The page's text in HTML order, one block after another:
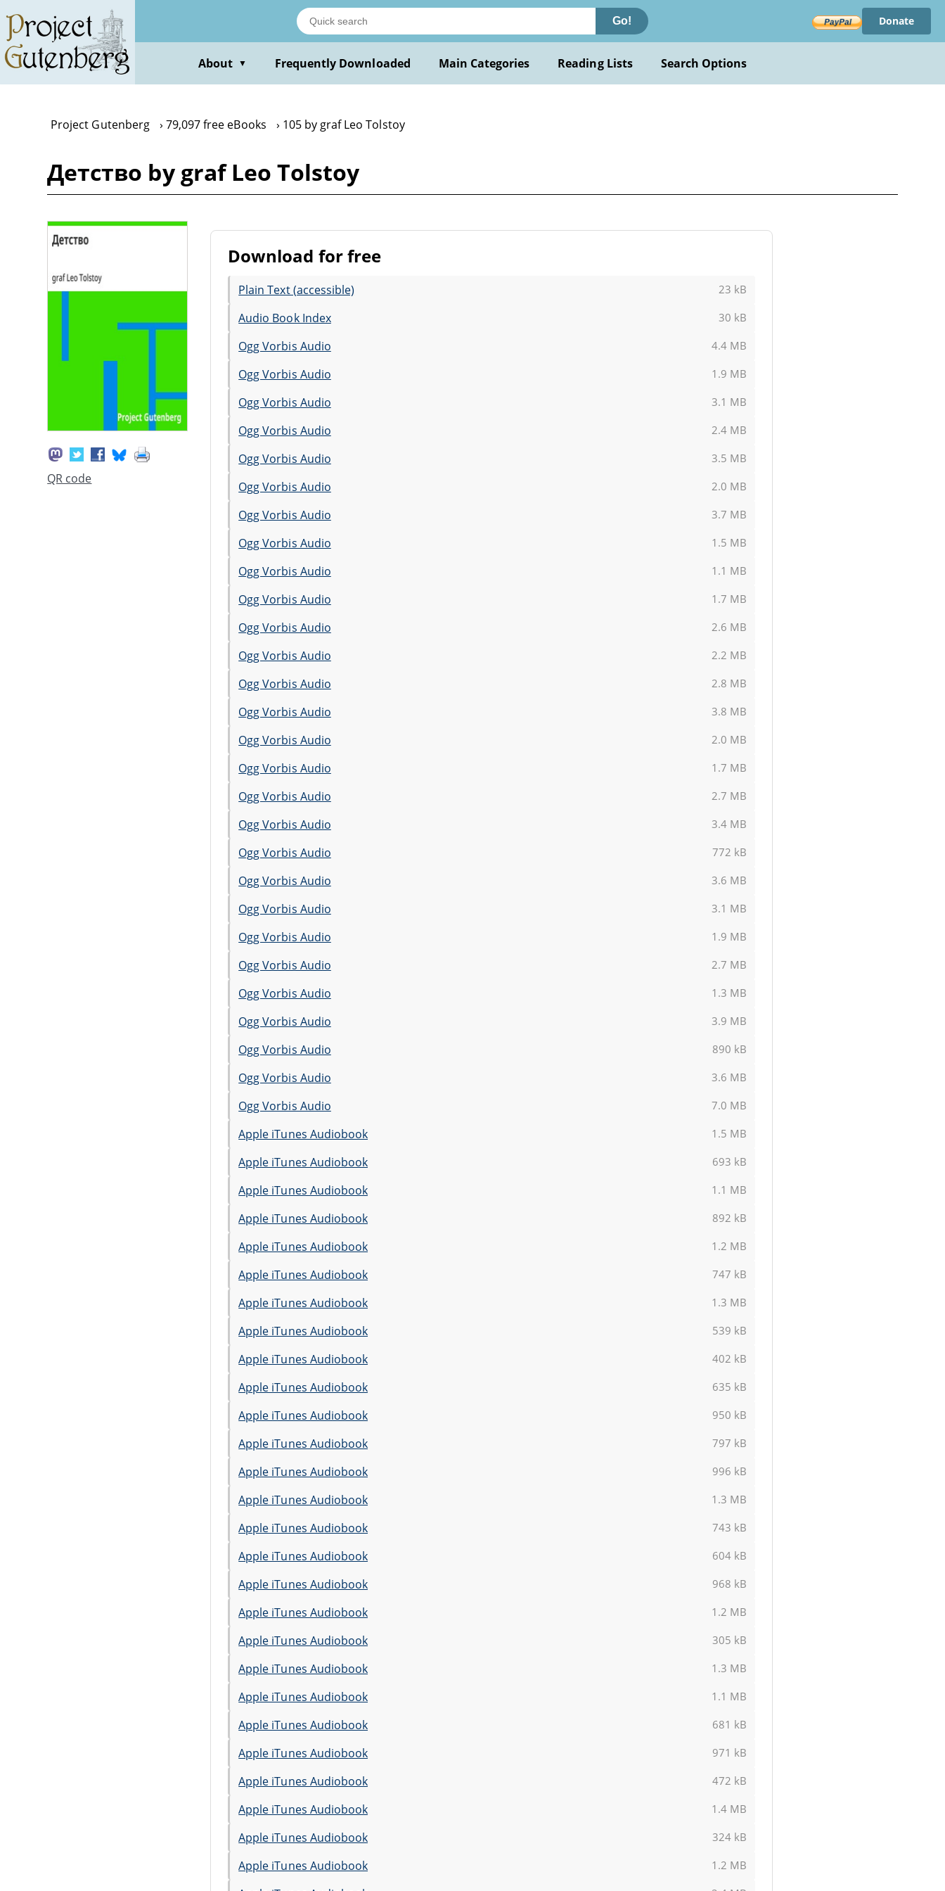
main
content
Go! Donate
About ▼ Frequently Downloaded Main Categories Reading Lists Search Options
Project Gutenberg 79,097 free eBooks 105 by graf Leo Tolstoy
Детство by graf Leo Tolstoy
QR code
Download for free
Plain Text (accessible) 23 kB
Audio Book Index 30 kB
Ogg Vorbis Audio 4.4 MB
Ogg Vorbis Audio 1.9 MB
Ogg Vorbis Audio 3.1 MB
Ogg Vorbis Audio 2.4 MB
Ogg Vorbis Audio 3.5 MB
Ogg Vorbis Audio 2.0 MB
Ogg Vorbis Audio 3.7 MB
Ogg Vorbis Audio 1.5 MB
Ogg Vorbis Audio 1.1 MB
Ogg Vorbis Audio 1.7 MB
Ogg Vorbis Audio 2.6 MB
Ogg Vorbis Audio 2.2 MB
Ogg Vorbis Audio 2.8 MB
Ogg Vorbis Audio 3.8 MB
Ogg Vorbis Audio 2.0 MB
Ogg Vorbis Audio 1.7 MB
Ogg Vorbis Audio 2.7 MB
Ogg Vorbis Audio 3.4 MB
Ogg Vorbis Audio 772 kB
Ogg Vorbis Audio 3.6 MB
Ogg Vorbis Audio 3.1 MB
Ogg Vorbis Audio 1.9 MB
Ogg Vorbis Audio 2.7 MB
Ogg Vorbis Audio 1.3 MB
Ogg Vorbis Audio 3.9 MB
Ogg Vorbis Audio 890 kB
Ogg Vorbis Audio 3.6 MB
Ogg Vorbis Audio 7.0 MB
Apple iTunes Audiobook 1.5 MB
Apple iTunes Audiobook 693 kB
Apple iTunes Audiobook 1.1 MB
Apple iTunes Audiobook 892 kB
Apple iTunes Audiobook 1.2 MB
Apple iTunes Audiobook 747 kB
Apple iTunes Audiobook 1.3 MB
Apple iTunes Audiobook 539 kB
Apple iTunes Audiobook 402 kB
Apple iTunes Audiobook 635 kB
Apple iTunes Audiobook 950 kB
Apple iTunes Audiobook 797 kB
Apple iTunes Audiobook 996 kB
Apple iTunes Audiobook 1.3 MB
Apple iTunes Audiobook 743 kB
Apple iTunes Audiobook 604 kB
Apple iTunes Audiobook 968 kB
Apple iTunes Audiobook 1.2 MB
Apple iTunes Audiobook 305 kB
Apple iTunes Audiobook 1.3 MB
Apple iTunes Audiobook 1.1 MB
Apple iTunes Audiobook 681 kB
Apple iTunes Audiobook 971 kB
Apple iTunes Audiobook 472 kB
Apple iTunes Audiobook 1.4 MB
Apple iTunes Audiobook 324 kB
Apple iTunes Audiobook 1.2 MB